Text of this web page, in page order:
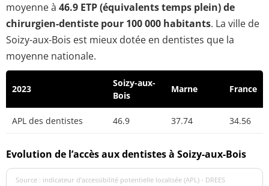
moyenne à 46.9 ETP (équivalents temps plein) de
chirurgien-dentiste pour 100 000 habitants. La ville de
Soizy-aux-Bois est mieux dotée en dentistes que la
moyenne nationale.
2023
Soizy-aux-
Bois
Marne France
APL des dentistes 46.9 37.74 34.56
Evolution de l’accès aux dentistes à Soizy-aux-Bois
Source : indicateur d’accessibilité potentielle localisée (APL) - DREES